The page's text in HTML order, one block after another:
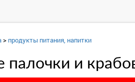
> продукты питания, напитки
палочки и